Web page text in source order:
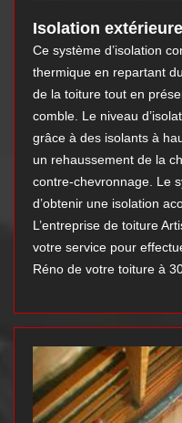
Isolation
Ce système d’isolation
thermique en repartant
de la toiture tout en
comble. Le niveau
grâce à des isolants à
un rehaussement de la
contre-chevronnage. Le
d’obtenir une isolation
L’entreprise de toiture
votre service pour
Réno de votre toiture à